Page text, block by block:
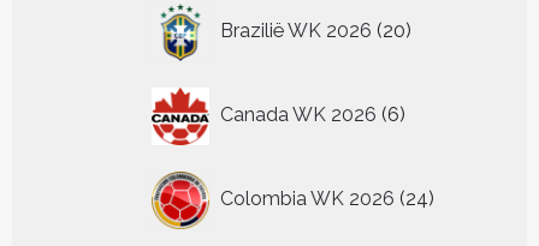
Brazilië WK 2026 20
producten
Canada WK 2026 6
producten
Colombia WK 2026 24
producten